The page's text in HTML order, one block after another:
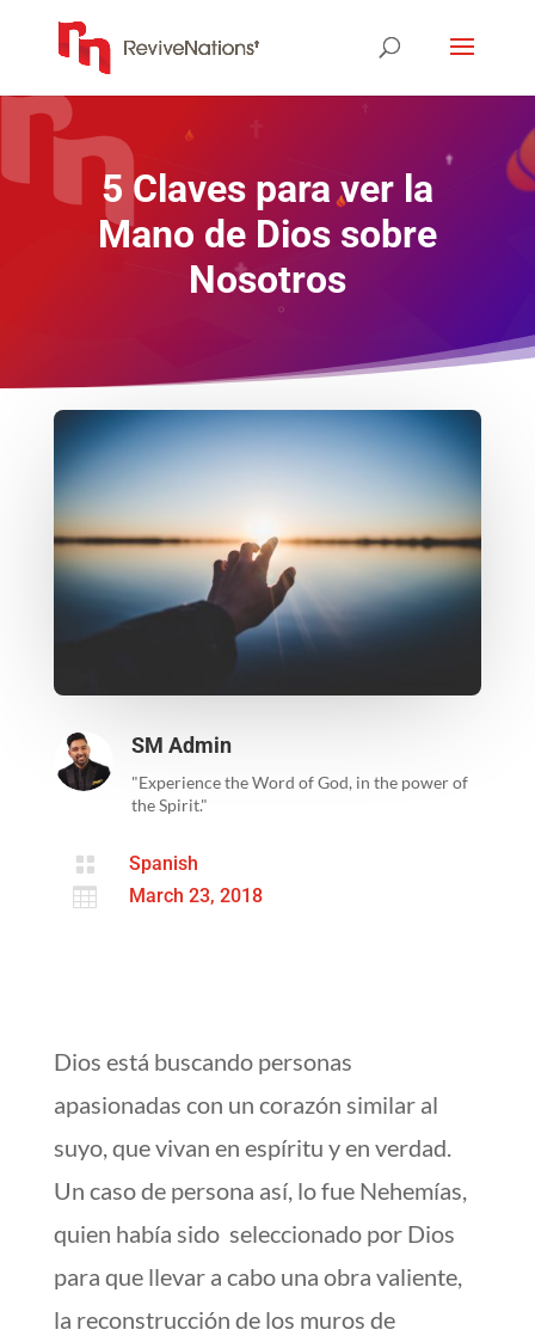
5 Claves para ver la
Mano de Dios sobre
Nosotros
SM Admin
"Experience the Word of God, in the power of
the Spirit."
 Spanish
 March 23, 2018
Dios está buscando personas
apasionadas con un corazón similar al
suyo, que vivan en espíritu y en verdad.
Un caso de persona así, lo fue Nehemías,
quien había sido seleccionado por Dios
para que llevar a cabo una obra valiente,
la reconstrucción de los muros de